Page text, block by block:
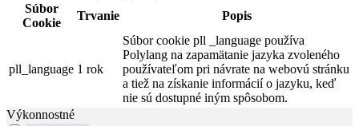
Súbor
Cookie
Trvanie Popis
pll_language 1 rok
Súbor cookie pll _language používa
Polylang na zapamätanie jazyka zvoleného
používateľom pri návrate na webovú stránku
a tiež na získanie informácií o jazyku, keď
nie sú dostupné iným spôsobom.
Výkonnostné